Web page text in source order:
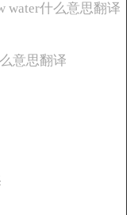
water什么意思翻译
意思翻译